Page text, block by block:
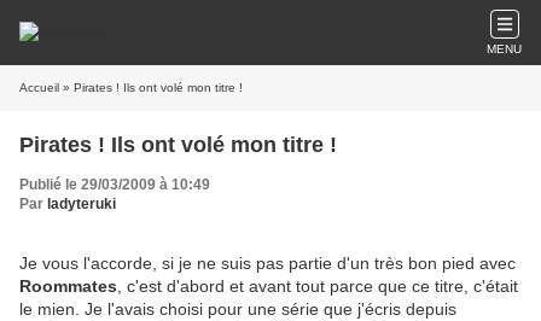
MENU
Accueil » Pirates ! Ils ont volé mon titre !
Pirates ! Ils ont volé mon titre !
Publié le 29/03/2009 à 10:49
Par ladyteruki
Je vous l'accorde, si je ne suis pas partie d'un très bon pied avec
Roommates , c'est d'abord et avant tout parce que ce titre, c'était
le mien. Je l'avais choisi pour une série que j'écris depuis